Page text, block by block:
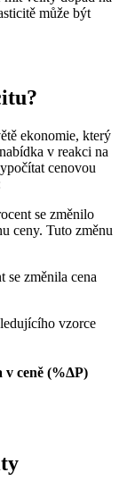
může být
ekonomie, který
v reakci na
cenovou
se změnilo
ceny. Tuto změnu
se změnila cena
vzorce
v ceně (%ΔP)